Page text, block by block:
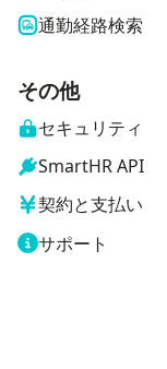
通勤経路検索
その他
セキュリティ
SmartHR API
契約と支払い
サポート